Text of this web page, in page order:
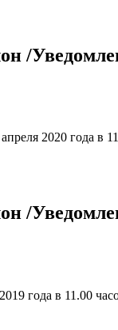
/
2020 года в
/
года в 11.00